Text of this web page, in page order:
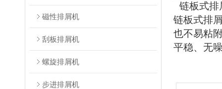
磁性排屑机
刮板排屑机
螺旋排屑机
步进排屑机
链板式排
链板式排
也不易粘
平稳、无